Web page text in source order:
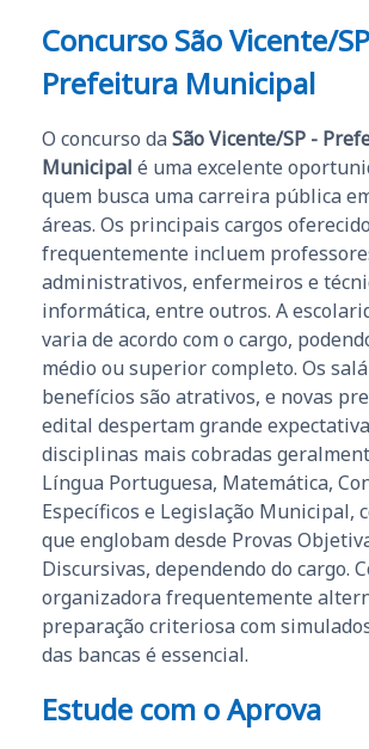
Concurso São Vicente/
Prefeitura Municipal
O concurso da São Vicente/SP -
Municipal é uma excelente
quem busca uma carreira pública
áreas. Os principais cargos
frequentemente incluem
administrativos, enfermeiros e
informática, entre outros. A
varia de acordo com o cargo,
médio ou superior completo. Os
benefícios são atrativos, e novas
edital despertam grande
disciplinas mais cobradas
Língua Portuguesa, Matemática,
Específicos e Legislação Municipal,
que englobam desde Provas
Discursivas, dependendo do cargo.
organizadora frequentemente
preparação criteriosa com
das bancas é essencial.
Estude com o Aprova